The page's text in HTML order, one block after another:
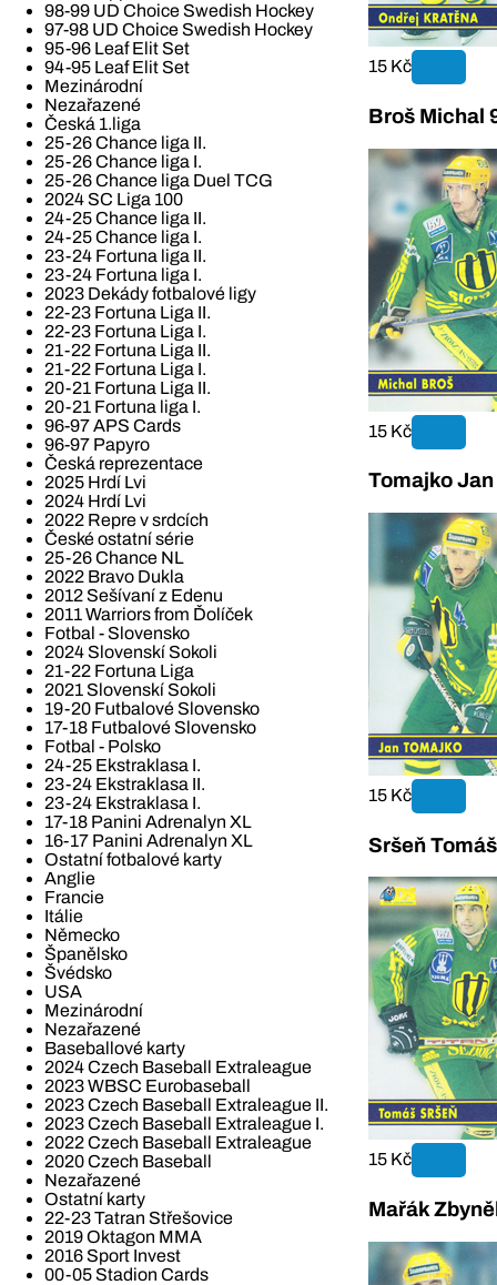
98-99 UD Choice Swedish Hockey
97-98 UD Choice Swedish Hockey
95-96 Leaf Elit Set
94-95 Leaf Elit Set
Mezinárodní
Nezařazené
Česká 1.liga
25-26 Chance liga II.
25-26 Chance liga I.
25-26 Chance liga Duel TCG
2024 SC Liga 100
24-25 Chance liga II.
24-25 Chance liga I.
23-24 Fortuna liga II.
23-24 Fortuna liga I.
2023 Dekády fotbalové ligy
22-23 Fortuna Liga II.
22-23 Fortuna Liga I.
21-22 Fortuna Liga II.
21-22 Fortuna Liga I.
20-21 Fortuna Liga II.
20-21 Fortuna liga I.
96-97 APS Cards
96-97 Papyro
Česká reprezentace
2025 Hrdí Lvi
2024 Hrdí Lvi
2022 Repre v srdcích
České ostatní série
25-26 Chance NL
2022 Bravo Dukla
2012 Sešívaní z Edenu
2011 Warriors from Ďolíček
Fotbal - Slovensko
2024 Slovenskí Sokoli
21-22 Fortuna Liga
2021 Slovenskí Sokoli
19-20 Futbalové Slovensko
17-18 Futbalové Slovensko
Fotbal - Polsko
24-25 Ekstraklasa I.
23-24 Ekstraklasa II.
23-24 Ekstraklasa I.
17-18 Panini Adrenalyn XL
16-17 Panini Adrenalyn XL
Ostatní fotbalové karty
Anglie
Francie
Itálie
Německo
Španělsko
Švédsko
USA
Mezinárodní
Nezařazené
Baseballové karty
2024 Czech Baseball Extraleague
2023 WBSC Eurobaseball
2023 Czech Baseball Extraleague II.
2023 Czech Baseball Extraleague I.
2022 Czech Baseball Extraleague
2020 Czech Baseball
Nezařazené
Ostatní karty
22-23 Tatran Střešovice
2019 Oktagon MMA
2016 Sport Invest
00-05 Stadion Cards
15 Kč
Broš Michal
15 Kč
Tomajko
15 Kč
Sršeň
15 Kč
Mařák